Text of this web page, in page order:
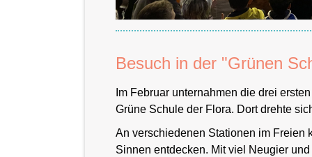
Schulhof
Besuch in der "Grünen
Im Februar unternahmen die drei
Grüne Schule der Flora. Dort drehte
An verschiedenen Stationen im Freien
Sinnen entdecken. Mit viel Neugier